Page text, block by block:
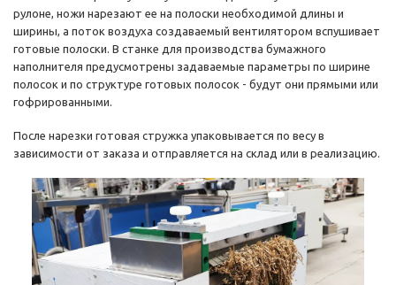
рулоне, ножи нарезают ее на полоски необходимой длины и
ширины, а поток воздуха создаваемый вентилятором вспушивает
готовые полоски. В станке для производства бумажного
наполнителя предусмотрены задаваемые параметры по ширине
полосок и по структуре готовых полосок - будут они прямыми или
гофрированными.
После нарезки готовая стружка упаковывается по весу в
зависимости от заказа и отправляется на склад или в реализацию.